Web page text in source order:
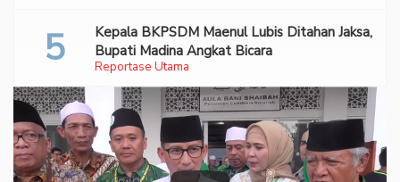
Reportase Utama
Kepala BKPSDM Maenul Lubis Ditahan Jaksa,
Bupati Madina Angkat Bicara